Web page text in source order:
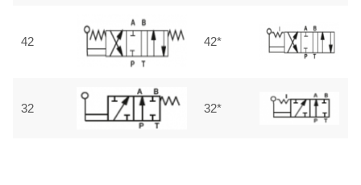
42 42*
32 32*